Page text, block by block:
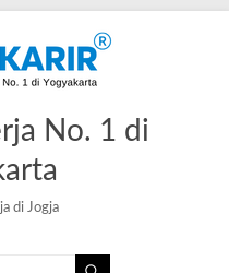
No. 1 di
di Jogja